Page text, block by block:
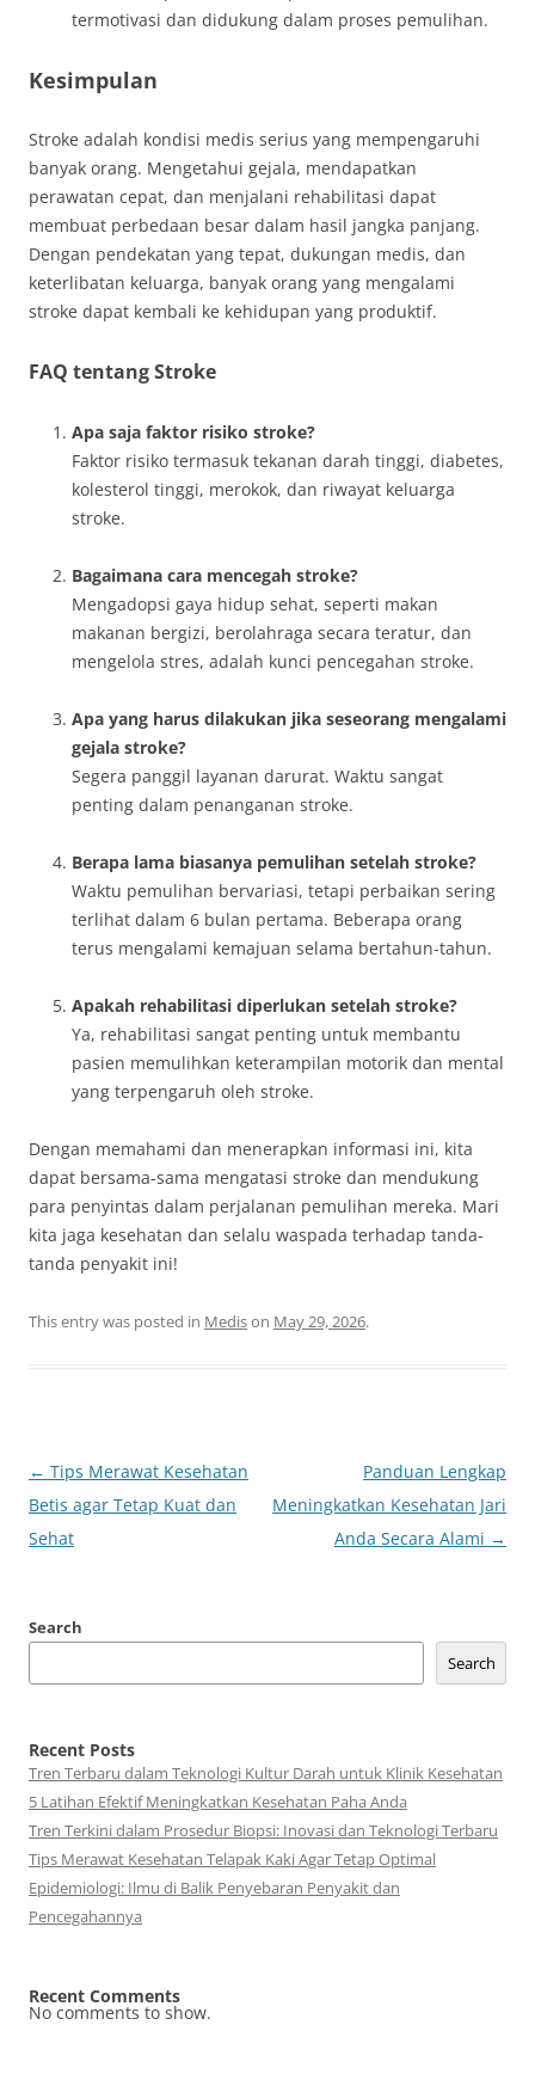
termotivasi dan didukung dalam proses pemulihan.
Kesimpulan
Stroke adalah kondisi medis serius yang mempengaruhi
banyak orang. Mengetahui gejala, mendapatkan
perawatan cepat, dan menjalani rehabilitasi dapat
membuat perbedaan besar dalam hasil jangka panjang.
Dengan pendekatan yang tepat, dukungan medis, dan
keterlibatan keluarga, banyak orang yang mengalami
stroke dapat kembali ke kehidupan yang produktif.
FAQ tentang Stroke
Apa saja faktor risiko stroke?
Faktor risiko termasuk tekanan darah tinggi, diabetes,
kolesterol tinggi, merokok, dan riwayat keluarga
stroke.
Bagaimana cara mencegah stroke?
Mengadopsi gaya hidup sehat, seperti makan
makanan bergizi, berolahraga secara teratur, dan
mengelola stres, adalah kunci pencegahan stroke.
Apa yang harus dilakukan jika seseorang mengalami
gejala stroke?
Segera panggil layanan darurat. Waktu sangat
penting dalam penanganan stroke.
Berapa lama biasanya pemulihan setelah stroke?
Waktu pemulihan bervariasi, tetapi perbaikan sering
terlihat dalam 6 bulan pertama. Beberapa orang
terus mengalami kemajuan selama bertahun-tahun.
Apakah rehabilitasi diperlukan setelah stroke?
Ya, rehabilitasi sangat penting untuk membantu
pasien memulihkan keterampilan motorik dan mental
yang terpengaruh oleh stroke.
Dengan memahami dan menerapkan informasi ini, kita
dapat bersama-sama mengatasi stroke dan mendukung
para penyintas dalam perjalanan pemulihan mereka. Mari
kita jaga kesehatan dan selalu waspada terhadap tanda-
tanda penyakit ini!
This entry was posted in Medison May 29, 2026.
Post
navigation
← Tips Merawat Kesehatan
Betis agar Tetap Kuat dan
Sehat
Panduan Lengkap
Meningkatkan Kesehatan Jari
Anda Secara Alami →
Search
Search
Recent Posts
Tren Terbaru dalam Teknologi Kultur Darah untuk Klinik Kesehatan
5 Latihan Efektif Meningkatkan Kesehatan Paha Anda
Tren Terkini dalam Prosedur Biopsi: Inovasi dan Teknologi Terbaru
Tips Merawat Kesehatan Telapak Kaki Agar Tetap Optimal
Epidemiologi: Ilmu di Balik Penyebaran Penyakit dan
Pencegahannya
Recent Comments
No comments to show.